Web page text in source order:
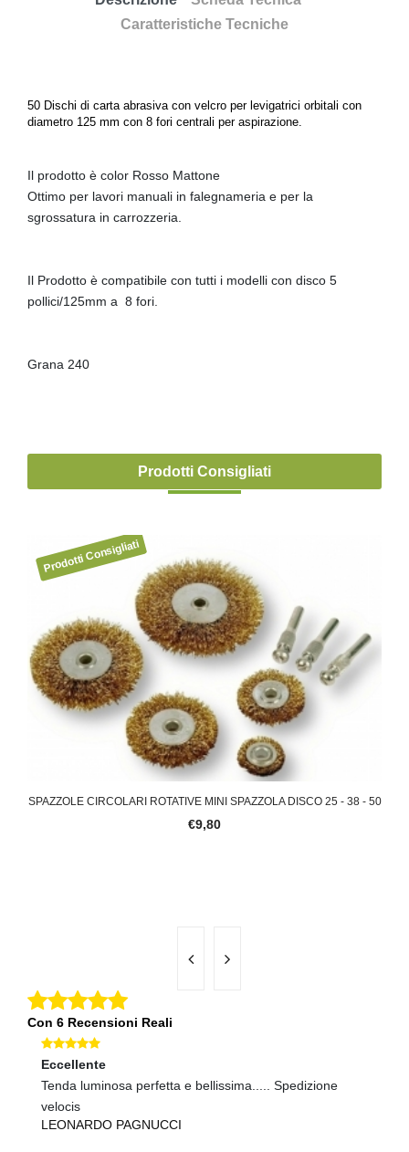
Caratteristiche Tecniche
50 Dischi di carta abrasiva con velcro per levigatrici orbitali con
diametro 125 mm con 8 fori centrali per aspirazione.
Il prodotto è color Rosso Mattone
Ottimo per lavori manuali in falegnameria e per la
sgrossatura in carrozzeria.
Il Prodotto è compatibile con tutti i modelli con disco 5
pollici/125mm a 8 fori.
Grana 240
Prodotti Consigliati
SPAZZOLE CIRCOLARI ROTATIVE MINI SPAZZOLA DISCO 25 - 38 - 50
€9,80
Con 6 Recensioni Reali
Eccellente
Tenda luminosa perfetta e bellissima..... Spedizione
velocis
LEONARDO PAGNUCCI